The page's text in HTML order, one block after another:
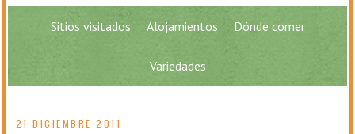
Sitios visitados Alojamientos Dónde comer
Variedades
21 DICIEMBRE 2011